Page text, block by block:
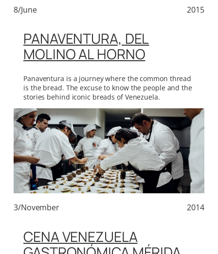
8/June 2015
PANAVENTURA, DEL
MOLINO AL HORNO
Panaventura is a journey where the common thread
is the bread. The excuse to know the people and the
stories behind iconic breads of Venezuela.
3/November 2014
CENA VENEZUELA